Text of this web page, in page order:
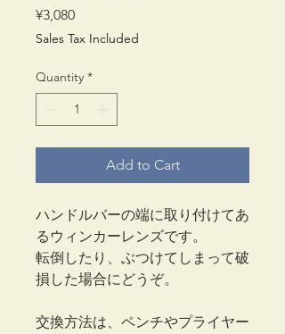
¥3,080Price
Sales Tax Included
Quantity *
Add to Cart
ハンドルバーの端に取り付けてあ
るウィンカーレンズです。
転倒したり、ぶつけてしまって破
損した場合にどうぞ。
交換方法は、ペンチやプライヤー